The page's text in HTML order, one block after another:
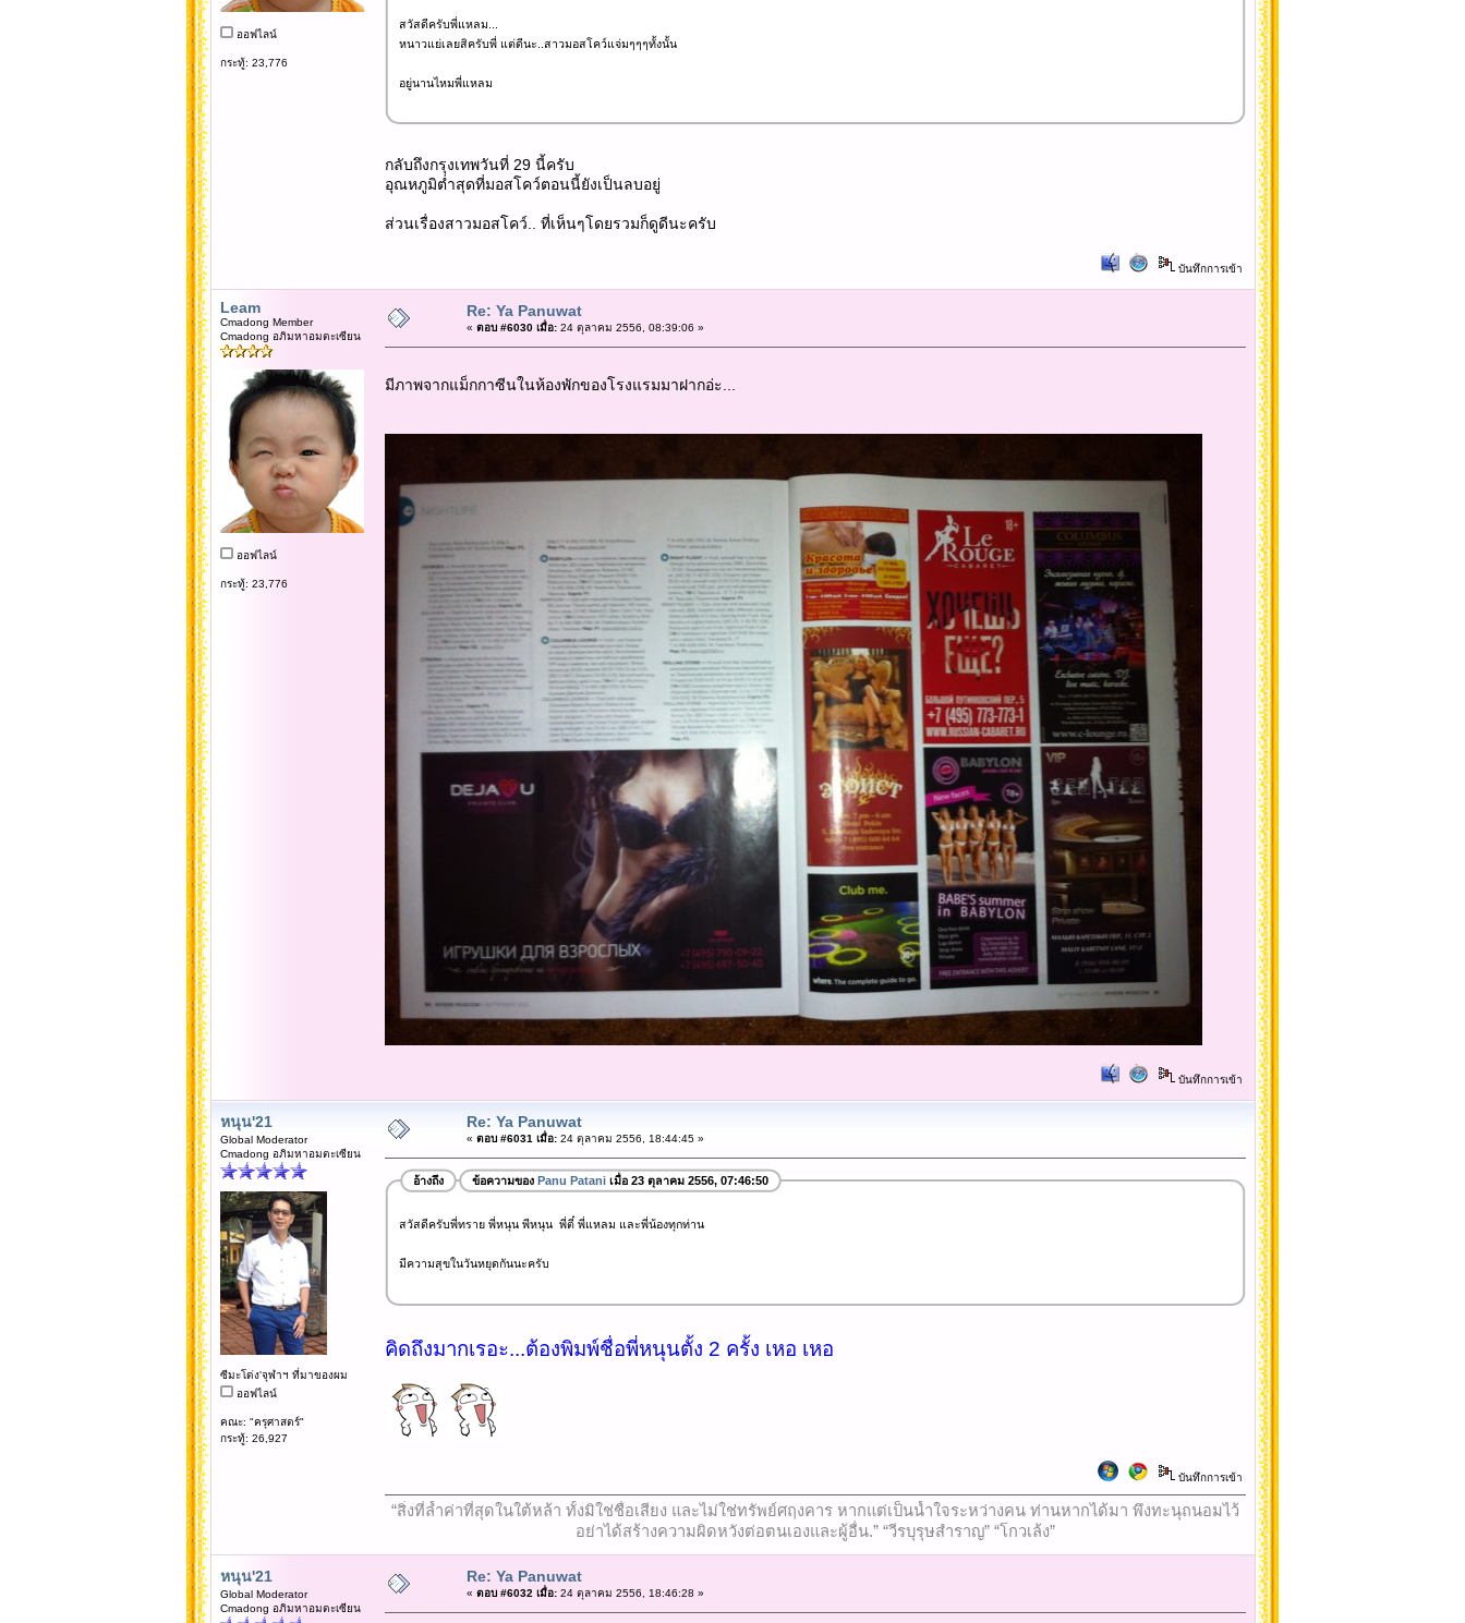
ออฟไลน์
กระทู้: 23,776
สวัสดีครับพี่แหลม...
หนาวแย่เลยสิครับพี่ แต่ดีนะ..สาวมอสโคว์แจ่มๆๆๆทั้งนั้น
อยู่นานไหมพี่แหลม
กลับถึงกรุงเทพวันที่ 29 นี้ครับ
อุณหภูมิต่ำสุดที่มอสโคว์ตอนนี้ยังเป็นลบอยู่
ส่วนเรื่องสาวมอสโคว์.. ที่เห็นๆโดยรวมก็ดูดีนะครับ
บันทึกการเข้า
Leam
Cmadong Member
Cmadong อภิมหาอมตะเซียน
ออฟไลน์
กระทู้: 23,776
Re: Ya Panuwat
« ตอบ #6030 เมื่อ:24 ตุลาคม 2556, 08:39:06 »
มีภาพจากแม็กกาซีนในห้องพักของโรงแรมมาฝากอ่ะ...
บันทึกการเข้า
หนุน'21
Global Moderator
Cmadong อภิมหาอมตะเซียน
ซีมะโด่ง'จุฬาฯ ที่มาของผม
ออฟไลน์
คณะ: "ครุศาสตร์"
กระทู้: 26,927
Re: Ya Panuwat
« ตอบ #6031 เมื่อ:24 ตุลาคม 2556, 18:44:45 »
อ้างถึง ข้อความของ Panu Pataniเมื่อ 23 ตุลาคม 2556, 07:46:50
สวัสดีครับพี่ทราย พี่หนุน พีหนุน พี่ตี๋ พี่แหลม และพี่น้องทุกท่าน
มีความสุขในวันหยุดกันนะครับ
คิดถึงมากเรอะ...ต้องพิมพ์ชื่อพี่หนุนตั้ง 2 ครั้ง เหอ เหอ
บันทึกการเข้า
“สิ่งที่ล้ำค่าที่สุดในใต้หล้า ทั้งมิใช่ชื่อเสียง และไม่ใช่ทรัพย์ศฤงคาร หากแต่เป็นน้ำใจระหว่างคน ท่านหากได้มา พึงทะนุถนอมไว้
อย่าได้สร้างความผิดหวังต่อตนเองและผู้อื่น.” “วีรบุรุษสำราญ” “โกวเล้ง”
หนุน'21
Global Moderator
Cmadong อภิมหาอมตะเซียน
Re: Ya Panuwat
« ตอบ #6032 เมื่อ:24 ตุลาคม 2556, 18:46:28 »